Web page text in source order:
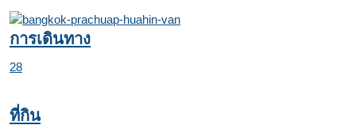
การเดินทาง
28
ที่กิน